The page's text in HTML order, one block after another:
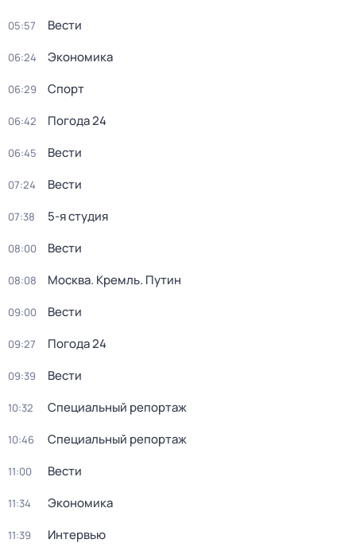
05:57 Вести
06:24 Экономика
06:29 Спорт
06:42 Погода 24
06:45 Вести
07:24 Вести
07:38 5-я студия
08:00 Вести
08:08 Москва. Кремль. Путин
09:00 Вести
09:27 Погода 24
09:39 Вести
10:32 Специальный репортаж
10:46 Специальный репортаж
11:00 Вести
11:34 Экономика
11:39 Интервью